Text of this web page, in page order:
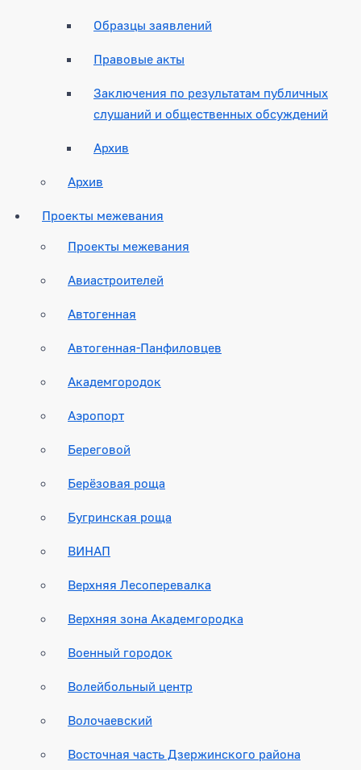
Образцы заявлений
Правовые акты
Заключения по результатам публичных
слушаний и общественных обсуждений
Архив
Архив
Проекты межевания
Проекты межевания
Авиастроителей
Автогенная
Автогенная-Панфиловцев
Академгородок
Аэропорт
Береговой
Берёзовая роща
Бугринская роща
ВИНАП
Верхняя Лесоперевалка
Верхняя зона Академгородка
Военный городок
Волейбольный центр
Волочаевский
Восточная часть Дзержинского района